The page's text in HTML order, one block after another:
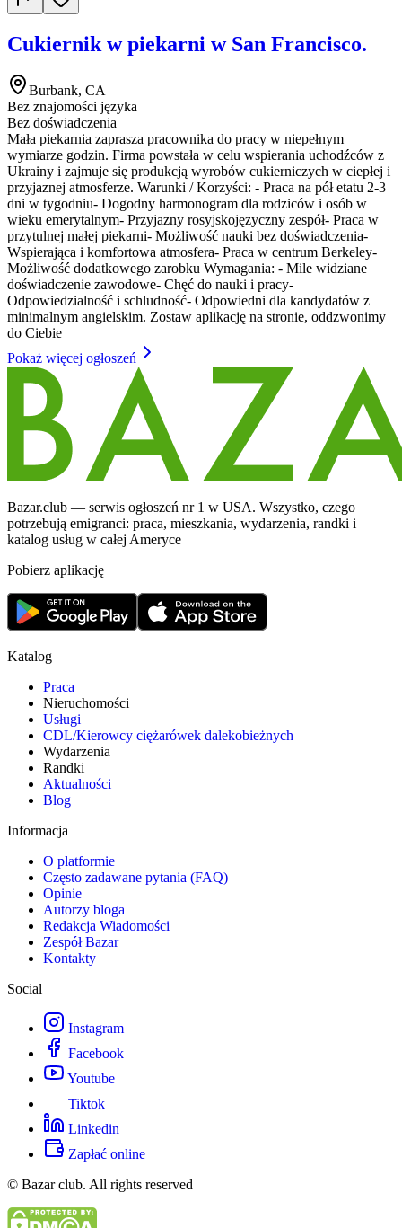
Cukiernik w piekarni w San Francisco.
Burbank, CA
Bez znajomości języka
Bez doświadczenia
Mała piekarnia zaprasza pracownika do pracy w niepełnym
wymiarze godzin. Firma powstała w celu wspierania uchodźców z
Ukrainy i zajmuje się produkcją wyrobów cukierniczych w ciepłej i
przyjaznej atmosferze. Warunki / Korzyści: - Praca na pół etatu 2-3
dni w tygodniu- Dogodny harmonogram dla rodziców i osób w
wieku emerytalnym- Przyjazny rosyjskojęzyczny zespół- Praca w
przytulnej małej piekarni- Możliwość nauki bez doświadczenia-
Wspierająca i komfortowa atmosfera- Praca w centrum Berkeley-
Możliwość dodatkowego zarobku Wymagania: - Mile widziane
doświadczenie zawodowe- Chęć do nauki i pracy-
Odpowiedzialność i schludność- Odpowiedni dla kandydatów z
minimalnym angielskim. Zostaw aplikację na stronie, oddzwonimy
do Ciebie
Pokaż więcej ogłoszeń
Bazar.club — serwis ogłoszeń nr 1 w USA. Wszystko, czego
potrzebują emigranci: praca, mieszkania, wydarzenia, randki i
katalog usług w całej Ameryce
Pobierz aplikację
Katalog
Praca
Nieruchomości
Usługi
CDL/Kierowcy ciężarówek dalekobieżnych
Wydarzenia
Randki
Aktualności
Blog
Informacja
O platformie
Często zadawane pytania (FAQ)
Opinie
Autorzy bloga
Redakcja Wiadomości
Zespół Bazar
Kontakty
Social
Instagram
Facebook
Youtube
Tiktok
Linkedin
Zapłać online
© Bazar club. All rights reserved